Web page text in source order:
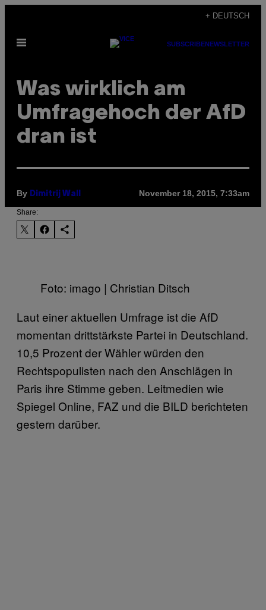
content
+ DEUTSCH
Open
SUBSCRIBENEWSLETTER
Was wirklich am
Umfragehoch der AfD
dran ist
By Dimitrij Wall November 18, 2015, 7:33am
Share:
Foto: imago | Christian Ditsch
Laut einer aktuellen Umfrage ist die AfD
momentan drittstärkste Partei in Deutschland.
10,5 Prozent der Wähler würden den
Rechtspopulisten nach den Anschlägen in
Paris ihre Stimme geben. Leitmedien wie
Spiegel Online, FAZ und die BILD berichteten
gestern darüber.